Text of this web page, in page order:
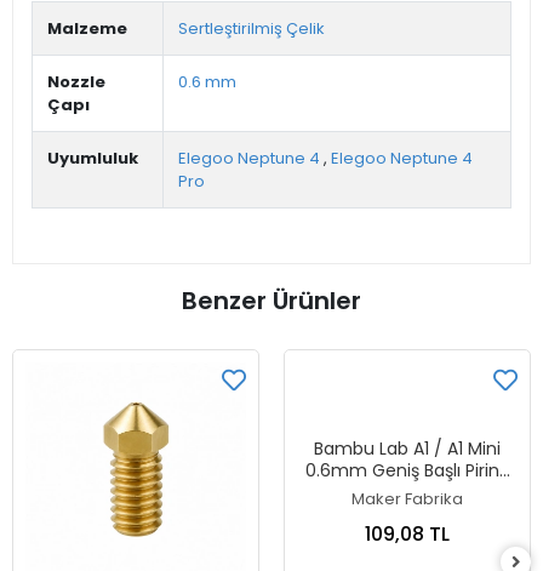
Malzeme Sertleştirilmiş Çelik
Nozzle
Çapı
0.6 mm
Uyumluluk Elegoo Neptune 4 , Elegoo Neptune 4
Pro
Benzer Ürünler
Bambu Lab A1 / A1 Mini
0.6mm Geniş Başlı Pirinç
Nozzle
Maker Fabrika
109,08 TL